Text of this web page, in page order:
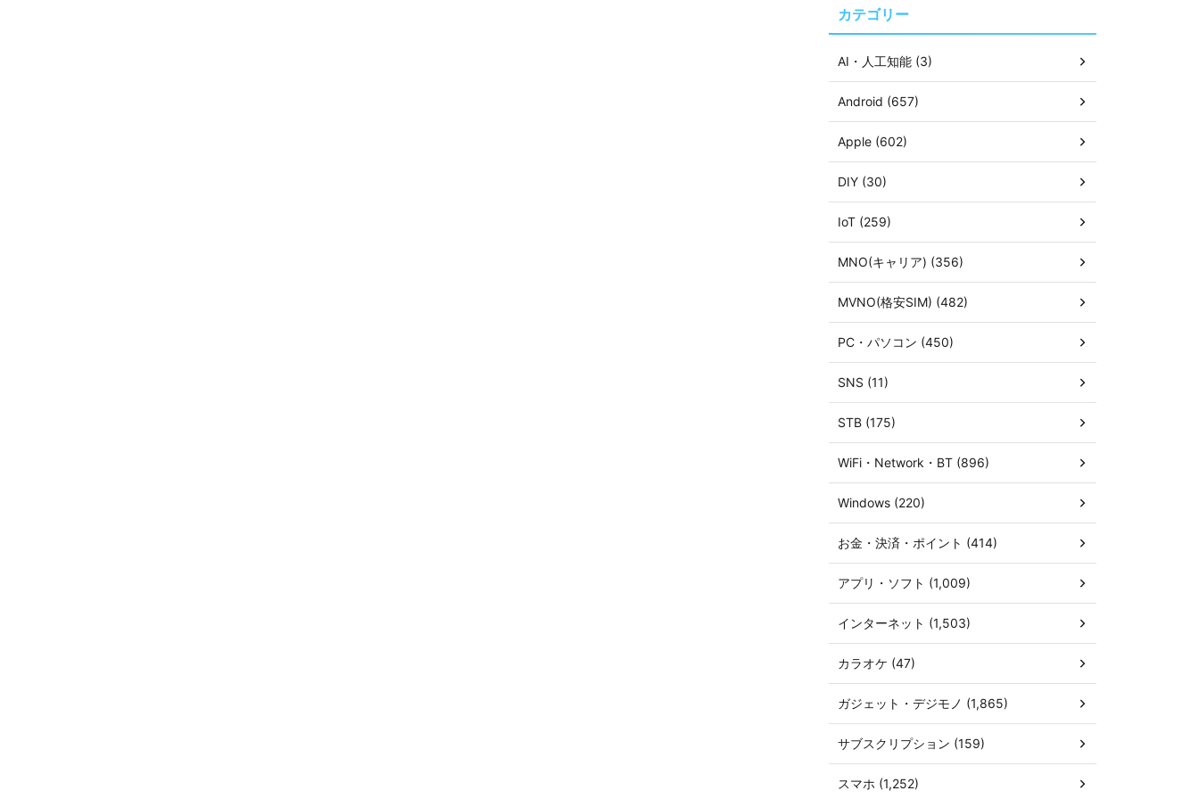
カテゴリー
AI・人工知能 (3)
Android (657)
Apple (602)
DIY (30)
IoT (259)
MNO(キャリア) (356)
MVNO(格安SIM) (482)
PC・パソコン (450)
SNS (11)
STB (175)
WiFi・Network・BT (896)
Windows (220)
お金・決済・ポイント (414)
アプリ・ソフト (1,009)
インターネット (1,503)
カラオケ (47)
ガジェット・デジモノ (1,865)
サブスクリプション (159)
スマホ (1,252)